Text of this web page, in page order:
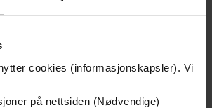
cookies (informasjonskapsler). Vi
på nettsiden (Nødvendige)
Premium